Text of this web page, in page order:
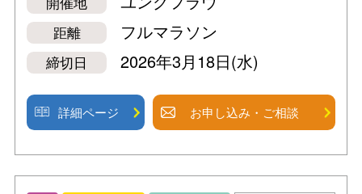
距離 フルマラソン
締切日 2026年3月18日(水)
詳細ページ お申し込み・ご相談